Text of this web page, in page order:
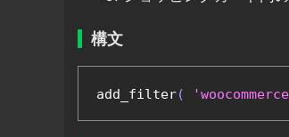
構文
add_filter(